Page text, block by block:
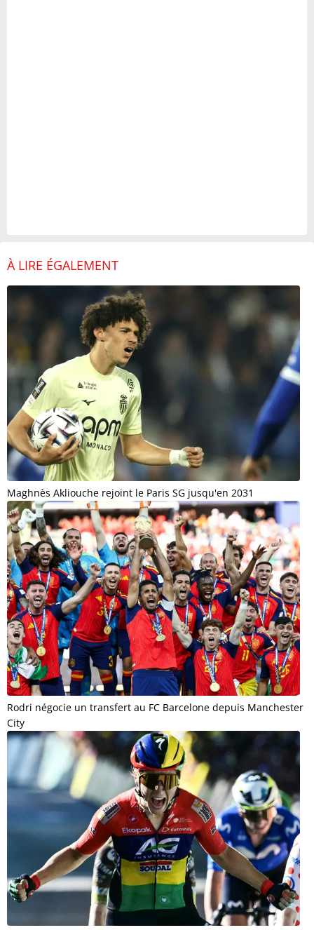
À LIRE ÉGALEMENT
Maghnès Akliouche rejoint le Paris SG jusqu'en 2031
Rodri négocie un transfert au FC Barcelone depuis Manchester
City